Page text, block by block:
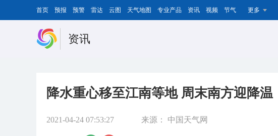
首页 预报 预警 雷达 云图 天气地图 专业产品 资讯 视频 节气 更多
资讯
降水重心移至江南等地 周末南方迎降温
2021-04-24 07:53:27 来源： 中国天气网